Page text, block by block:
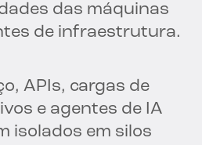
das máquinas
de infraestrutura.
APIs, cargas de
e agentes de IA
isolados em silos